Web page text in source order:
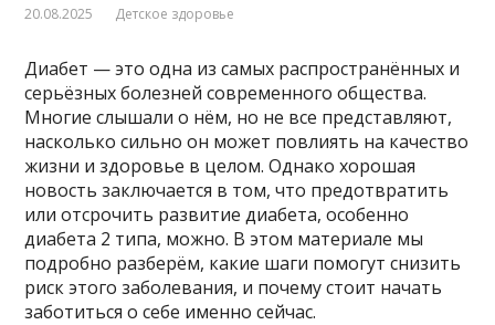
20.08.2025 Детское здоровье
Диабет — это одна из самых распространённых и
серьёзных болезней современного общества.
Многие слышали о нём, но не все представляют,
насколько сильно он может повлиять на качество
жизни и здоровье в целом. Однако хорошая
новость заключается в том, что предотвратить
или отсрочить развитие диабета, особенно
диабета 2 типа, можно. В этом материале мы
подробно разберём, какие шаги помогут снизить
риск этого заболевания, и почему стоит начать
заботиться о себе именно сейчас.